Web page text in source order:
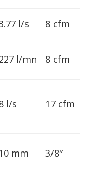
l/s 8 cfm
l/mn 8 cfm
l/s 17 cfm
10 mm 3/8″